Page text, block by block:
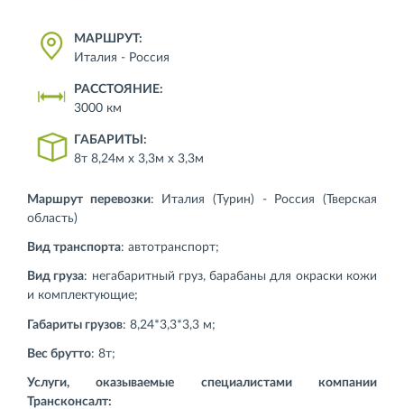
МАРШРУТ:
Италия - Россия
РАССТОЯНИЕ:
3000 км
ГАБАРИТЫ:
8т 8,24м х 3,3м х 3,3м
Маршрут перевозки: Италия (Турин) - Россия (Тверская
область)
Вид транспорта: автотранспорт;
Вид груза: негабаритный груз, барабаны для окраски кожи
и комплектующие;
Габариты грузов: 8,24*3,3*3,3 м;
Вес брутто: 8т;
Услуги, оказываемые специалистами компании
Трансконсалт: